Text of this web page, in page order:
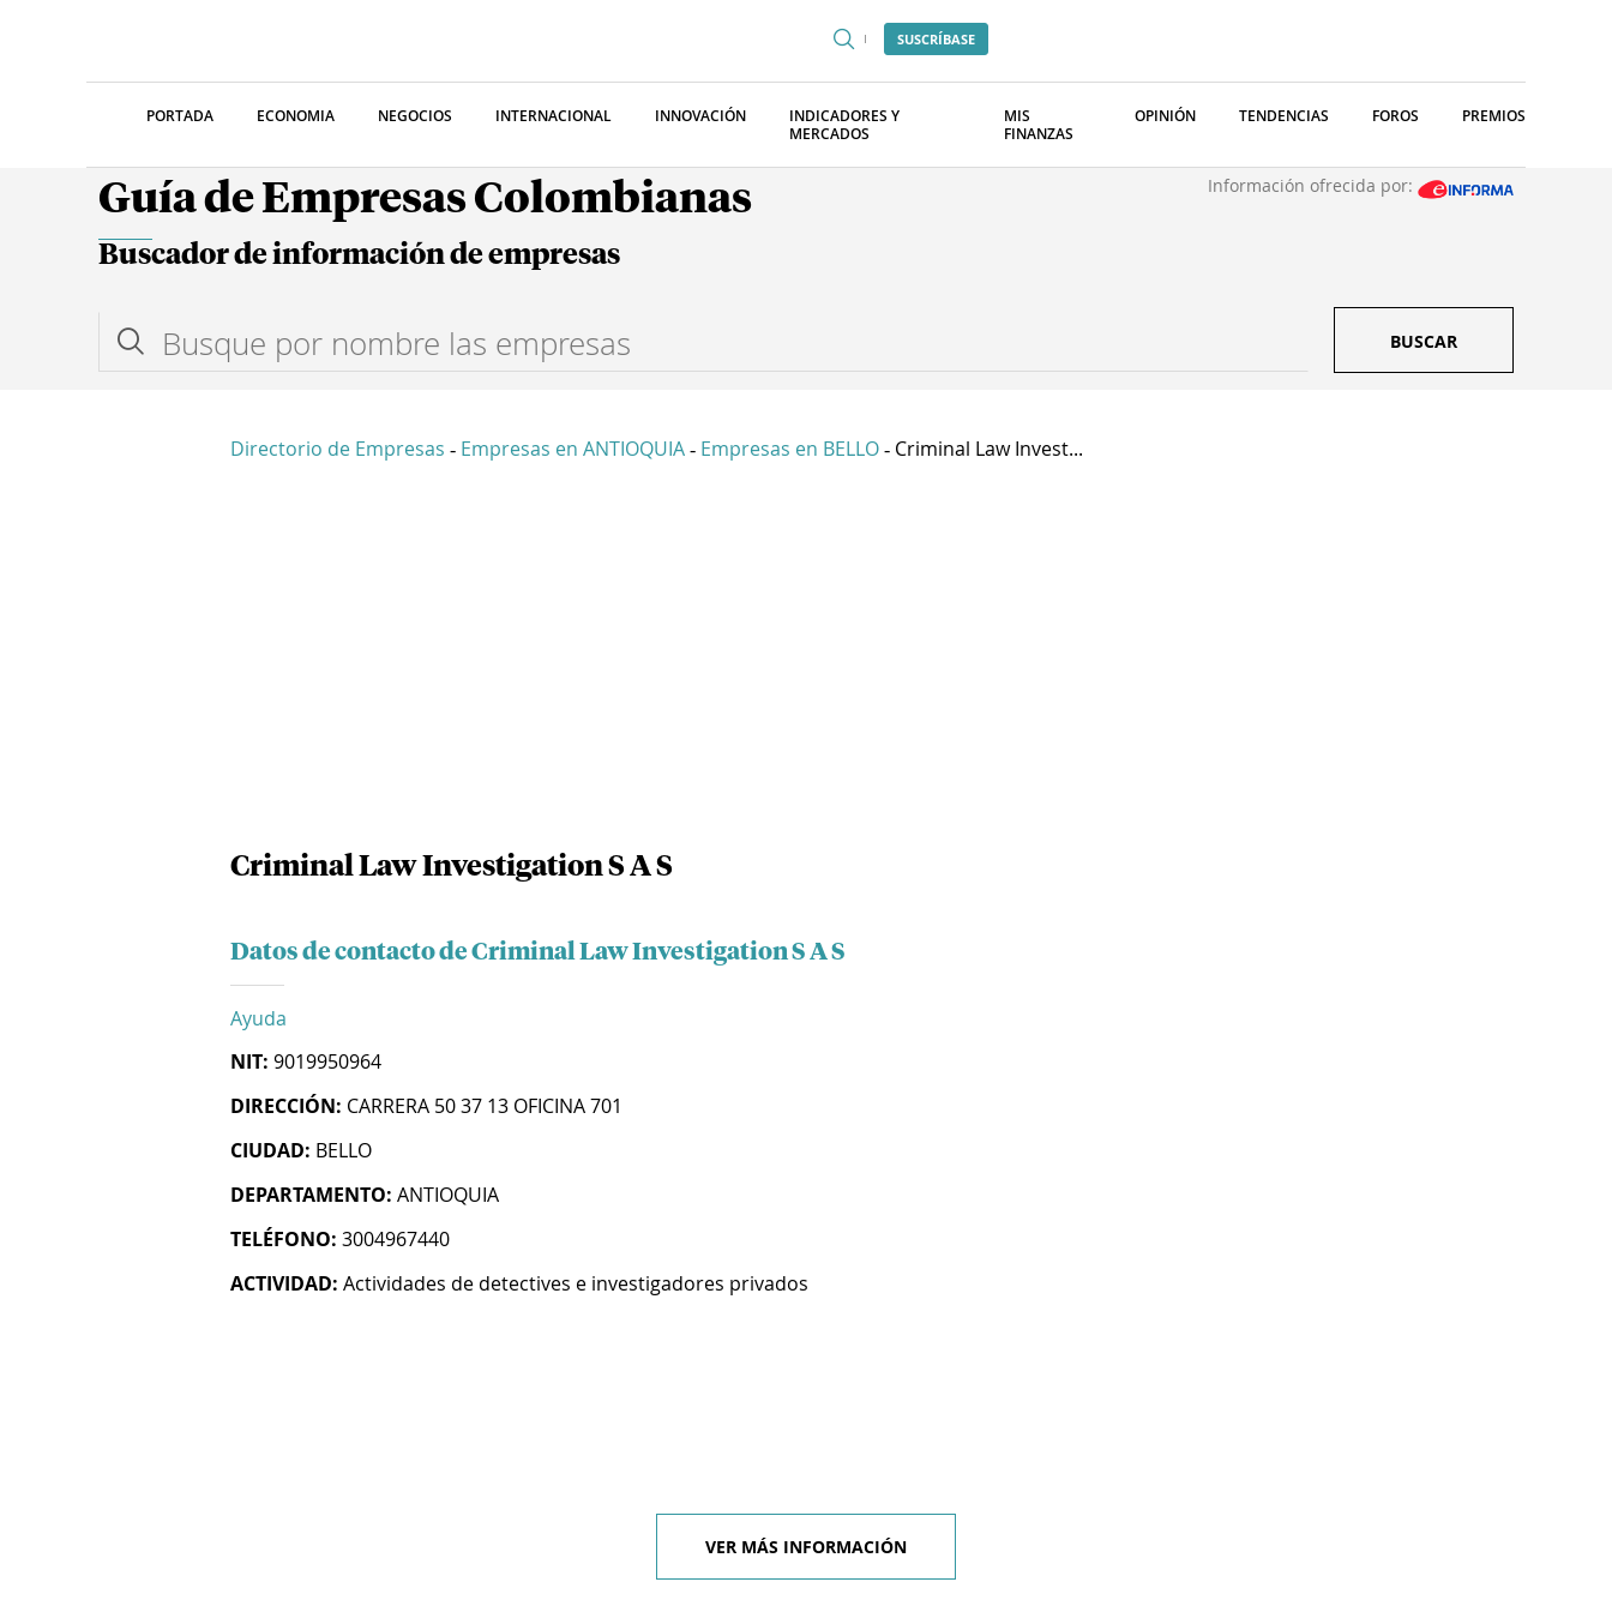
SUSCRÍBASE
PORTADA ECONOMIA NEGOCIOS INTERNACIONAL INNOVACIÓN
INDICADORES Y
MERCADOS
MIS
FINANZAS
OPINIÓN TENDENCIAS FOROS PREMIOS
Guía de Empresas Colombianas Información ofrecida por:
Buscador de información de empresas
BUSCAR
Directorio de Empresas - Empresas en ANTIOQUIA - Empresas en BELLO - Criminal Law Invest...
Criminal Law Investigation S A S
Datos de contacto de Criminal Law Investigation S A S
Ayuda
NIT: 9019950964
DIRECCIÓN: CARRERA 50 37 13 OFICINA 701
CIUDAD: BELLO
DEPARTAMENTO: ANTIOQUIA
TELÉFONO: 3004967440
ACTIVIDAD: Actividades de detectives e investigadores privados
VER MÁS INFORMACIÓN